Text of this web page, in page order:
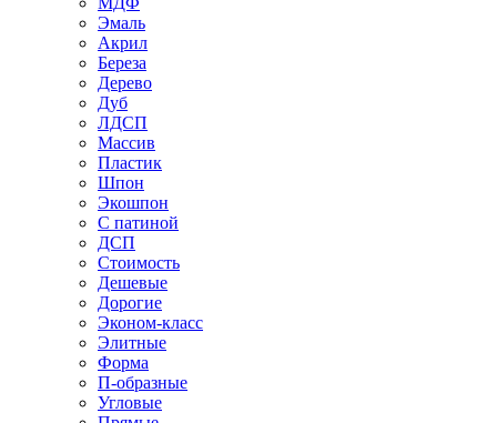
Эмаль
Акрил
Береза
Дерево
Дуб
ЛДСП
Массив
Пластик
Шпон
Экошпон
С патиной
ДСП
Стоимость
Дешевые
Дорогие
Эконом-класс
Элитные
Форма
П-образные
Угловые